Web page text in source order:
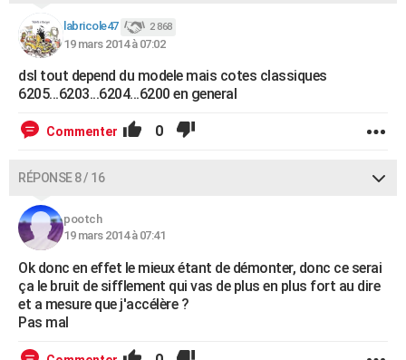
labricole47 2 868
19 mars 2014 à 07:02
dsl tout depend du modele mais cotes classiques
6205...6203...6204...6200 en general
Commenter 0
RÉPONSE 8 / 16
pootch
19 mars 2014 à 07:41
Ok donc en effet le mieux étant de démonter, donc ce serai
ça le bruit de sifflement qui vas de plus en plus fort au dire
et a mesure que j'accélère ?
Pas mal